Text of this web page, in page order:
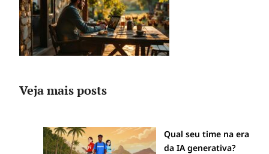
Veja mais posts
Qual seu time na era
da IA generativa?